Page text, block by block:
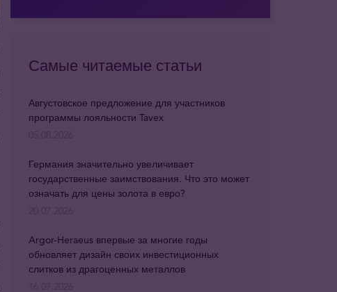
Самые читаемые статьи
Августовское предложение для участников
программы лояльности Tavex
Германия значительно увеличивает
государственные заимствования. Что это может
означать для цены золота в евро?
Argor-Heraeus впервые за многие годы
обновляет дизайн своих инвестиционных
слитков из драгоценных металлов